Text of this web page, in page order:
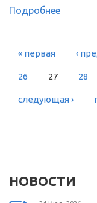
Подробнее
« первая ‹
26 27 28
следующая ›
НОВОСТИ